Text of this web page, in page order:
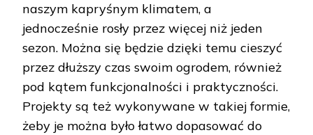
naszym kapryśnym klimatem, a
jednocześnie rosły przez więcej niż jeden
sezon. Można się będzie dzięki temu cieszyć
przez dłuższy czas swoim ogrodem, również
pod kątem funkcjonalności i praktyczności.
Projekty są też wykonywane w takiej formie,
żeby je można było łatwo dopasować do